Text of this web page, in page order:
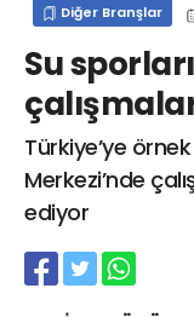
Diğer Branşlar
Su
Türkiye’ye
Merkezi’nde
ediyor